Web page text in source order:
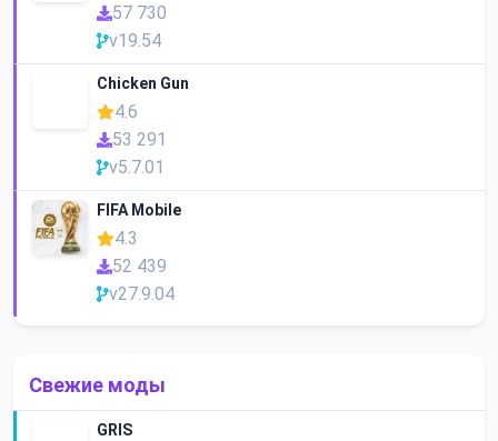
57 730
v19.54
Chicken Gun
4.6
53 291
v5.7.01
FIFA Mobile
4.3
52 439
v27.9.04
Свежие моды
GRIS